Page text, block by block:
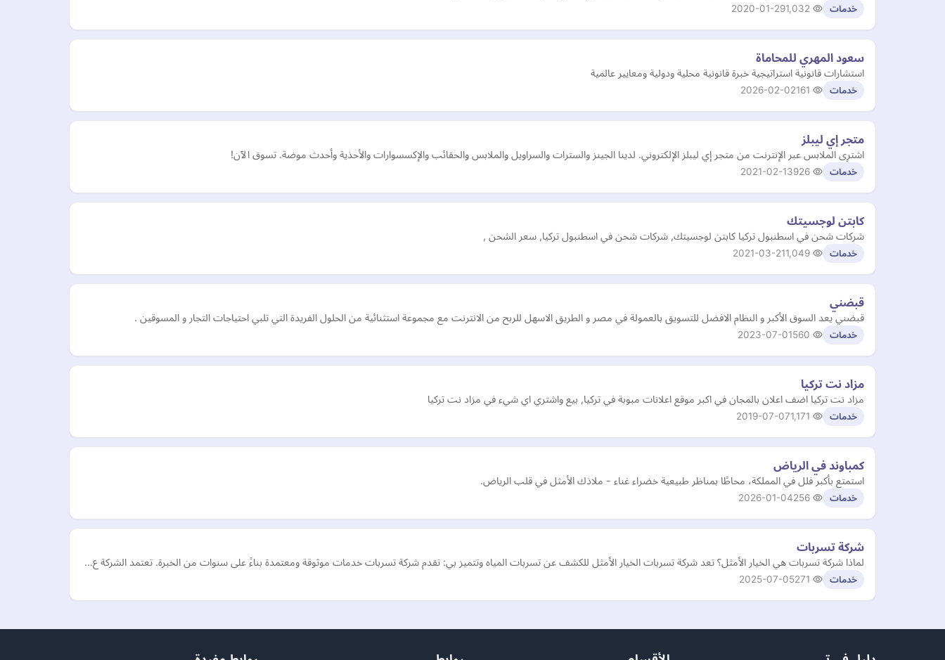
خدمات 2020-01-29
سعود المهري للمحاماة
استشارات قانونية استراتيجية خبرة قانونية محلية ودولية ومعايير عالمية
خدمات 2026-02-02
متجر إي ليبلز
اشترِى الملابس عبر الإنترنت من متجر إي ليبلز الإلكتروني. لدينا الجينز والسترات والسراويل والملابس والحقائب والإكسسوارات والأحذية وأحدث موضة. تسوق الآن!
خدمات 2021-02-13
كابتن لوجسيتك
شركات شحن في اسطنبول تركيا كابتن لوجسيتك, شركات شحن في اسطنبول تركيا, سعر الشحن ,
خدمات 2021-03-21
قبضني
قبضني يعد السوق الأكبر و النظام الافضل للتسويق بالعمولة في مصر و الطريق الاسهل للربح من الانترنت مع مجموعة استثنائية من الحلول الفريدة التي تلبي احتياجات التجار و المسوقين .
خدمات 2023-07-01
مزاد نت تركيا
مزاد نت تركيا اضف اعلان بالمجان في اكبر موقع اعلانات مبوبة في تركيا, بيع واشتري اي شيء في مزاد نت تركيا
خدمات 2019-07-07
كمباوند في الرياض
استمتع بأكبر فلل في المملكة، محاطًا بمناظر طبيعية خضراء غناء - ملاذك الأمثل في قلب الرياض.
خدمات 2026-01-04
شركة تسربات
لماذا شركة تسربات هي الخيار الأمثل؟ تعد شركة تسربات الخيار الأمثل للكشف عن تسربات المياه وتتميز بي: تقدم شركة تسربات خدمات موثوقة ومعتمدة بناءً على سنوات من الخبرة. تعتمد الشركة ع…
خدمات 2025-07-05